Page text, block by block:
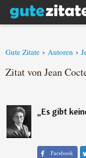
Gute Zitate › Autoren ›
Zitat von Jean
„Es gibt
Facebook